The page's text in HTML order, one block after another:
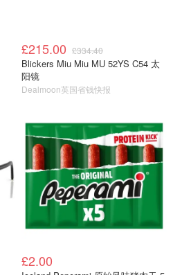
£215.00 £334.40
Blickers Miu Miu MU 52YS C54 太
阳镜
Dealmoon英国省钱快报
£2.00